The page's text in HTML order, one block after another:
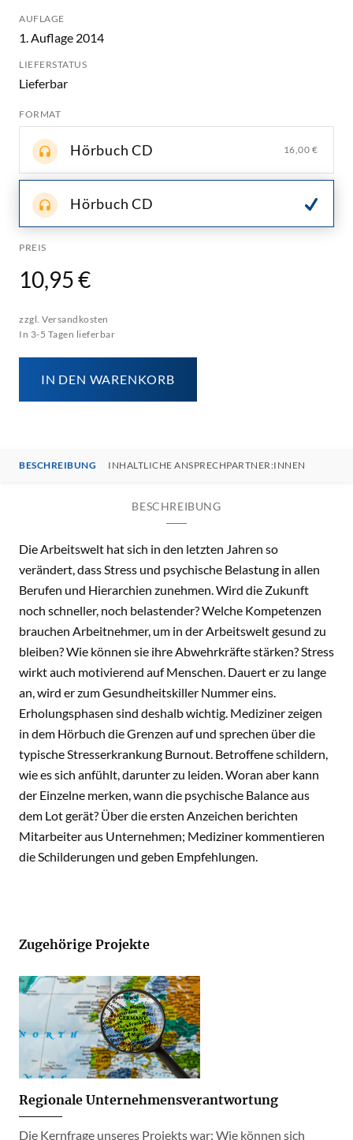
AUFLAGE
1. Auflage 2014
LIEFERSTATUS
Lieferbar
FORMAT
Hörbuch CD 16,00 €
Hörbuch CD
PREIS
10,95 €
zzgl. Versandkosten
In 3-5 Tagen lieferbar
IN DEN WARENKORB
BESCHREIBUNG INHALTLICHE ANSPRECHPARTNER:INNEN
BESCHREIBUNG
Die Arbeitswelt hat sich in den letzten Jahren so
verändert, dass Stress und psychische Belastung in allen
Berufen und Hierarchien zunehmen. Wird die Zukunft
noch schneller, noch belastender? Welche Kompetenzen
brauchen Arbeitnehmer, um in der Arbeitswelt gesund zu
bleiben? Wie können sie ihre Abwehrkräfte stärken? Stress
wirkt auch motivierend auf Menschen. Dauert er zu lange
an, wird er zum Gesundheitskiller Nummer eins.
Erholungsphasen sind deshalb wichtig. Mediziner zeigen
in dem Hörbuch die Grenzen auf und sprechen über die
typische Stresserkrankung Burnout. Betroffene schildern,
wie es sich anfühlt, darunter zu leiden. Woran aber kann
der Einzelne merken, wann die psychische Balance aus
dem Lot gerät? Über die ersten Anzeichen berichten
Mitarbeiter aus Unternehmen; Mediziner kommentieren
die Schilderungen und geben Empfehlungen.
Zugehörige Projekte
Regionale Unternehmensverantwortung
Die Kernfrage unseres Projekts war: Wie können sich